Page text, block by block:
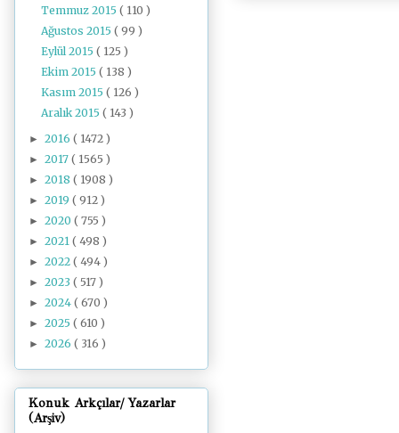
Temmuz 2015( 110 )
Ağustos 2015( 99 )
Eylül 2015( 125 )
Ekim 2015( 138 )
Kasım 2015( 126 )
Aralık 2015( 143 )
► 2016 ( 1472 )
► 2017 ( 1565 )
► 2018 ( 1908 )
► 2019 ( 912 )
► 2020 ( 755 )
► 2021 ( 498 )
► 2022 ( 494 )
► 2023 ( 517 )
► 2024 ( 670 )
► 2025 ( 610 )
► 2026 ( 316 )
Konuk Arkçılar/ Yazarlar
(Arşiv)